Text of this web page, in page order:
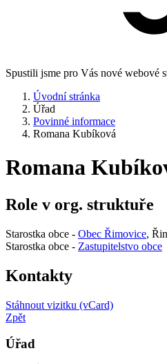
Spustili jsme pro Vás nové webové
Úvodní stránka
Úřad
Povinné informace
Romana Kubíková
Romana
Role v org. struktuře
Starostka obce - Obec Řimovice,
Starostka obce - Zastupitelstvo obce
Kontakty
Stáhnout vizitku (vCard)
Zpět
Úřad